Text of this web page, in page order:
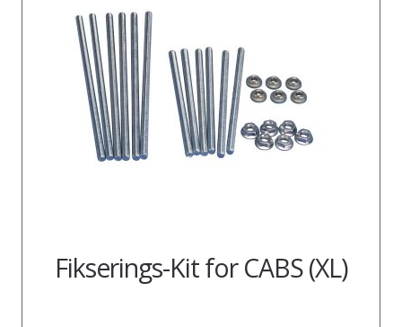
Fikserings-Kit for CABS (XL)